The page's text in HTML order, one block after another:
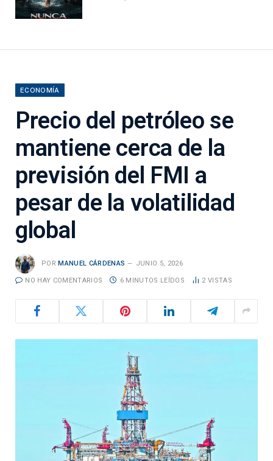
ECONOMÍA
Precio del petróleo se
mantiene cerca de la
previsión del FMI a
pesar de la volatilidad
global
POR MANUEL CÁRDENAS JUNIO 5, 2026
NO HAY COMENTARIOS 6 MINUTOS LEÍDOS 2 VISTAS